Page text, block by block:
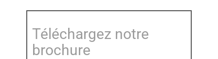
Téléchargez notre
brochure